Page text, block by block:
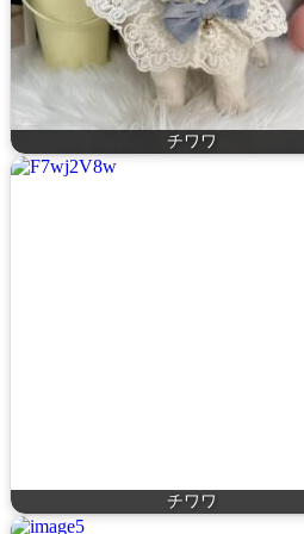
チワワ
チワワ